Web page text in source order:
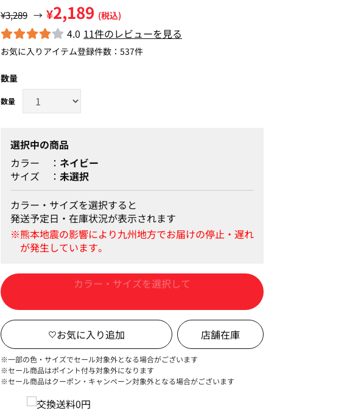
¥3,289 → ¥2,189 (税込)
4.0 11件のレビューを見る
お気に入りアイテム登録件数： 537件
数量
選択中の商品
カラー
ネイビー
サイズ
未選択
カラー・サイズを選択すると
発送予定日・在庫状況が表示されます
カートに入れる
店舗在庫
※一部の色・サイズでセール対象外となる場合がございます
※セール商品はポイント付与対象外になります
※セール商品はクーポン・キャンペーン対象外となる場合がございます